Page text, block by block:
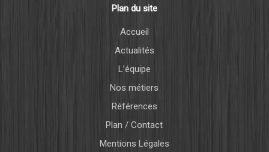
Plan du site
Accueil
Actualités
L’équipe
Nos métiers
Références
Plan / Contact
Mentions Légales